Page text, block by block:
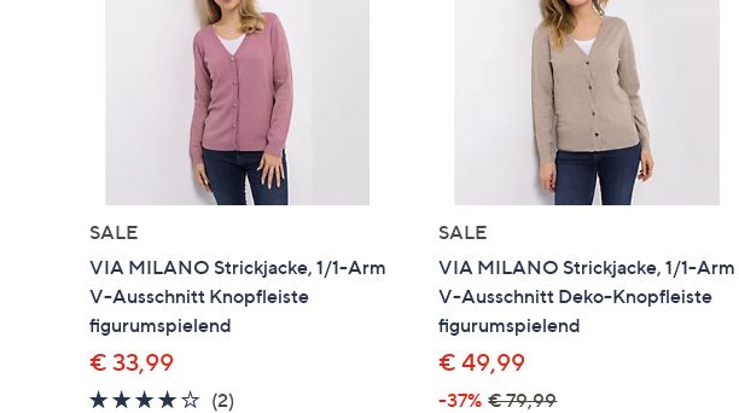
SALE
VIA MILANO Strickjacke, 1/1-Arm
V-Ausschnitt Knopfleiste
figurumspielend
€ 33,99
4.0
(2)2
SALE
VIA MILANO Strickjacke, 1/1-Arm
V-Ausschnitt Deko-Knopfleiste
figurumspielend
€ 49,99
-37% € 79,99